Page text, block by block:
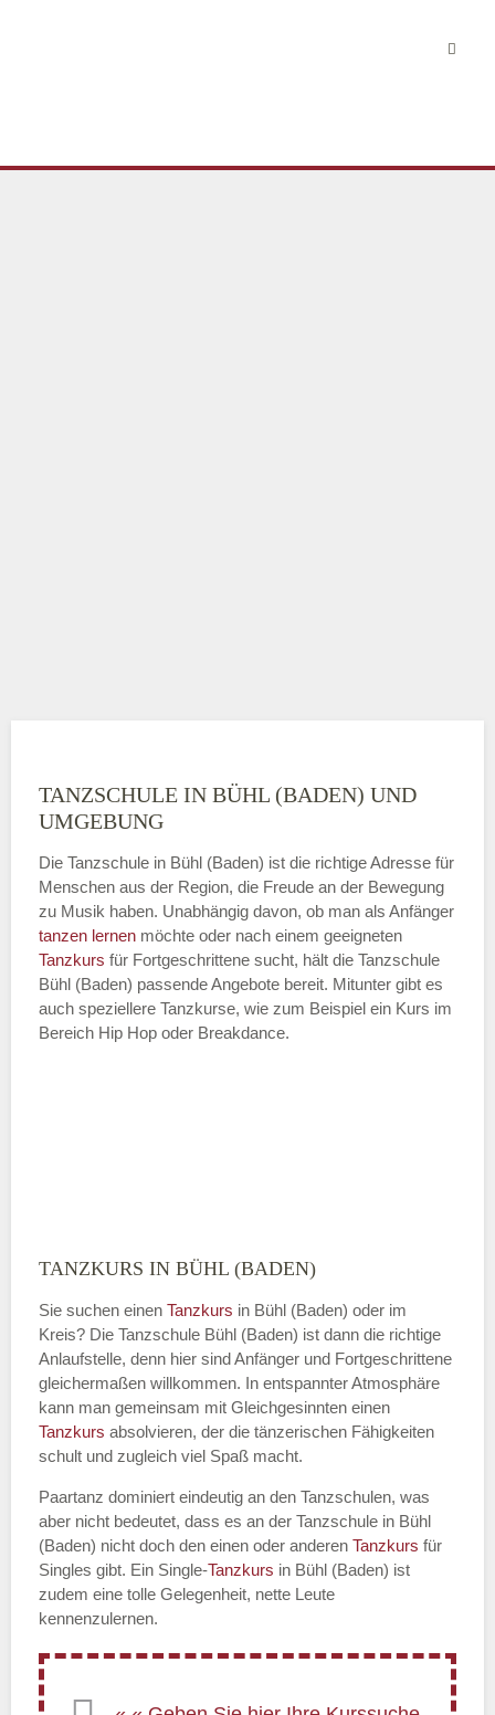
TANZSCHULE IN BÜHL (BADEN) UND
UMGEBUNG
Die Tanzschule in Bühl (Baden) ist die richtige Adresse für
Menschen aus der Region, die Freude an der Bewegung
zu Musik haben. Unabhängig davon, ob man als Anfänger
tanzen lernen möchte oder nach einem geeigneten
Tanzkurs für Fortgeschrittene sucht, hält die Tanzschule
Bühl (Baden) passende Angebote bereit. Mitunter gibt es
auch speziellere Tanzkurse, wie zum Beispiel ein Kurs im
Bereich Hip Hop oder Breakdance.
TANZKURS IN BÜHL (BADEN)
Sie suchen einen Tanzkurs in Bühl (Baden) oder im
Kreis? Die Tanzschule Bühl (Baden) ist dann die richtige
Anlaufstelle, denn hier sind Anfänger und Fortgeschrittene
gleichermaßen willkommen. In entspannter Atmosphäre
kann man gemeinsam mit Gleichgesinnten einen
Tanzkurs absolvieren, der die tänzerischen Fähigkeiten
schult und zugleich viel Spaß macht.
Paartanz dominiert eindeutig an den Tanzschulen, was
aber nicht bedeutet, dass es an der Tanzschule in Bühl
(Baden) nicht doch den einen oder anderen Tanzkurs für
Singles gibt. Ein Single-Tanzkurs in Bühl (Baden) ist
zudem eine tolle Gelegenheit, nette Leute
kennenzulernen.